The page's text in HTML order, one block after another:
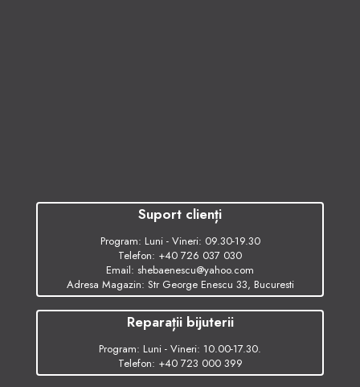
Suport clienți
Program: Luni - Vineri: 09.30-19.30
Telefon: +40 726 037 030
Email: shebaenescu@yahoo.com
Adresa Magazin: Str George Enescu 33, Bucuresti
Reparații bijuterii
Program: Luni - Vineri: 10.00-17.30.
Telefon: +40 723 000 399